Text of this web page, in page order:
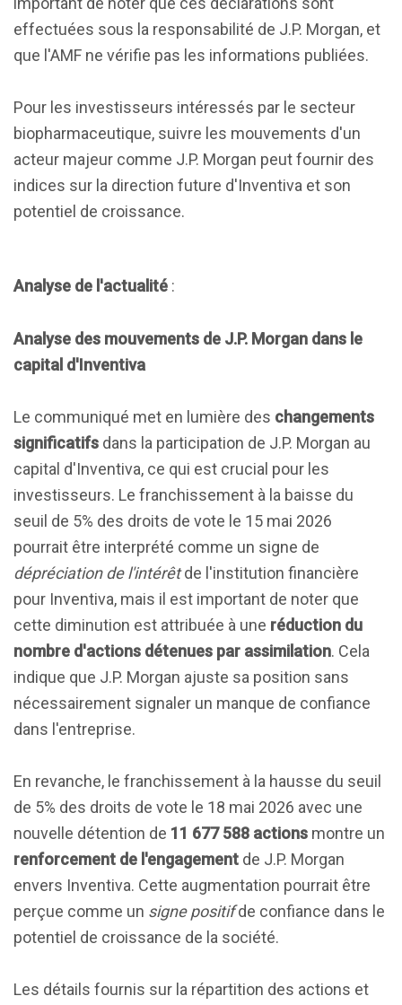
effectuées sous la responsabilité de J.P. Morgan, et
que l'AMF ne vérifie pas les informations publiées.
Pour les investisseurs intéressés par le secteur
biopharmaceutique, suivre les mouvements d'un
acteur majeur comme J.P. Morgan peut fournir des
indices sur la direction future d'Inventiva et son
potentiel de croissance.
Analyse de l'actualité :
Analyse des mouvements de J.P. Morgan dans le
capital d'Inventiva
Le communiqué met en lumière des changements
significatifs dans la participation de J.P. Morgan au
capital d'Inventiva, ce qui est crucial pour les
investisseurs. Le franchissement à la baisse du
seuil de 5% des droits de vote le 15 mai 2026
pourrait être interprété comme un signe de
dépréciation de l'intérêtde l'institution financière
pour Inventiva, mais il est important de noter que
cette diminution est attribuée à une réduction du
nombre d'actions détenues par assimilation. Cela
indique que J.P. Morgan ajuste sa position sans
nécessairement signaler un manque de confiance
dans l'entreprise.
En revanche, le franchissement à la hausse du seuil
de 5% des droits de vote le 18 mai 2026 avec une
nouvelle détention de 11 677 588 actions montre un
renforcement de l'engagement de J.P. Morgan
envers Inventiva. Cette augmentation pourrait être
perçue comme un signe positifde confiance dans le
potentiel de croissance de la société.
Les détails fournis sur la répartition des actions et